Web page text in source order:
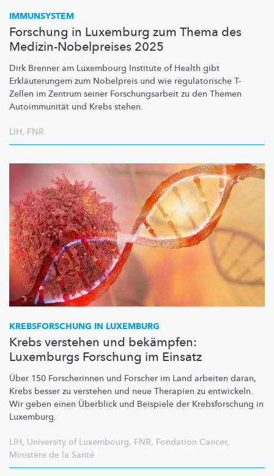
IMMUNSYSTEM
Forschung in Luxemburg zum Thema des
Medizin-Nobelpreises 2025
Dirk Brenner am Luxembourg Institute of Health gibt
Erkläuterungem zum Nobelpreis und wie regulatorische T-
Zellen im Zentrum seiner Forschungsarbeit zu den Themen
Autoimmunität und Krebs stehen.
LIH, FNR
KREBSFORSCHUNG IN LUXEMBURG
Krebs verstehen und bekämpfen:
Luxemburgs Forschung im Einsatz
Über 150 Forscherinnen und Forscher im Land arbeiten daran,
Krebs besser zu verstehen und neue Therapien zu entwickeln.
Wir geben einen Überblick und Beispiele der Krebsforschung in
Luxemburg.
LIH, University of Luxembourg, FNR, Fondation Cancer,
Ministère de la Santé